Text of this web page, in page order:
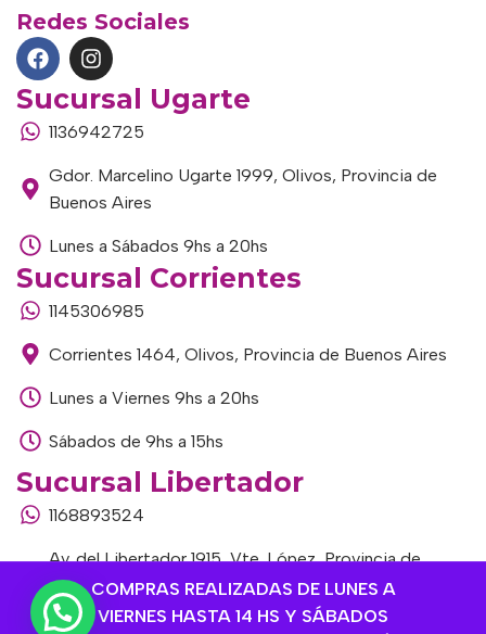
COMPRAS REALIZADAS DE LUNES A
VIERNES HASTA 14 HS Y SÁBADOS
Redes Sociales
Sucursal Ugarte
1136942725
Gdor. Marcelino Ugarte 1999, Olivos, Provincia de
Buenos Aires
Lunes a Sábados 9hs a 20hs
Sucursal Corrientes
1145306985
Corrientes 1464, Olivos, Provincia de Buenos Aires
Lunes a Viernes 9hs a 20hs
Sábados de 9hs a 15hs
Sucursal Libertador
1168893524
Av. del Libertador 1915, Vte. López, Provincia de
Buenos Aires
Lunes a Viernes de 9hs a 13hs / 16hs a 20hs